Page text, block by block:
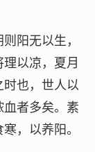
阳无以生，
以凉，夏月
也，世人以
者多矣。素
，以养阳。